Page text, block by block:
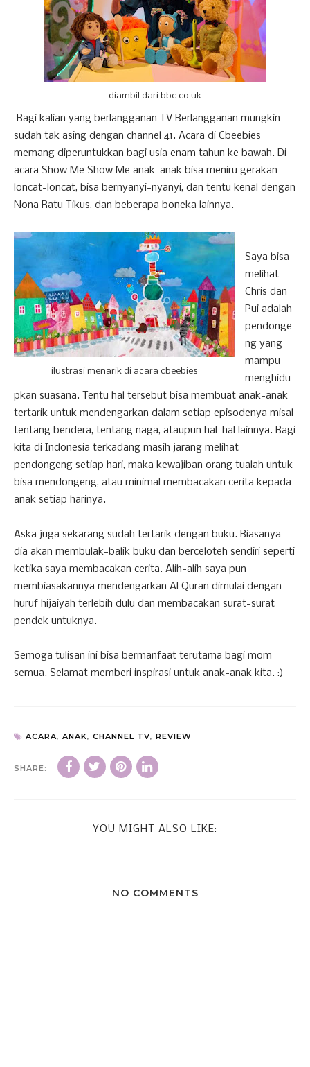
diambil dari bbc co uk
Bagi kalian yang berlangganan TV Berlangganan mungkin
sudah tak asing dengan channel 41. Acara di Cbeebies
memang diperuntukkan bagi usia enam tahun ke bawah. Di
acara Show Me Show Me anak-anak bisa meniru gerakan
loncat-loncat, bisa bernyanyi-nyanyi, dan tentu kenal dengan
Nona Ratu Tikus, dan beberapa boneka lainnya.
ilustrasi menarik di acara cbeebies
Saya bisa
melihat
Chris dan
Pui adalah
pendonge
ng yang
mampu
menghidu
pkan suasana. Tentu hal tersebut bisa membuat anak-anak
tertarik untuk mendengarkan dalam setiap episodenya misal
tentang bendera, tentang naga, ataupun hal-hal lainnya. Bagi
kita di Indonesia terkadang masih jarang melihat
pendongeng setiap hari, maka kewajiban orang tualah untuk
bisa mendongeng, atau minimal membacakan cerita kepada
anak setiap harinya.
Aska juga sekarang sudah tertarik dengan buku. Biasanya
dia akan membulak-balik buku dan berceloteh sendiri seperti
ketika saya membacakan cerita. Alih-alih saya pun
membiasakannya mendengarkan Al Quran dimulai dengan
huruf hijaiyah terlebih dulu dan membacakan surat-surat
pendek untuknya.
Semoga tulisan ini bisa bermanfaat terutama bagi mom
semua. Selamat memberi inspirasi untuk anak-anak kita. :)
ACARA, ANAK, CHANNEL TV, REVIEW
SHARE:
YOU MIGHT ALSO LIKE:
NO COMMENTS